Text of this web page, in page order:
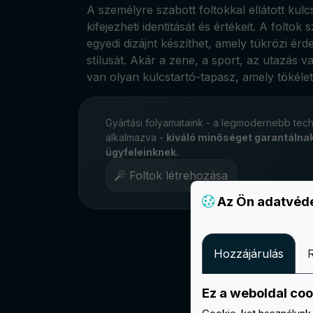
A személyre szabott foltokkal ellátott
kifejezheti identitását és értékeit. A foltok
egyedi dizájnt készíthet, amely tükrözi
stílusát. Akár a zene, a sport, az utazás
van olyan kulcstartó-tapasz, amely
Gyártási folyamataink - a legmodernebb
alkalmazva - kiváló minőséget
ügyfeleinknek.
Foltok létrehozása
Az Ön
Hozzájárulás
Ez a weboldal